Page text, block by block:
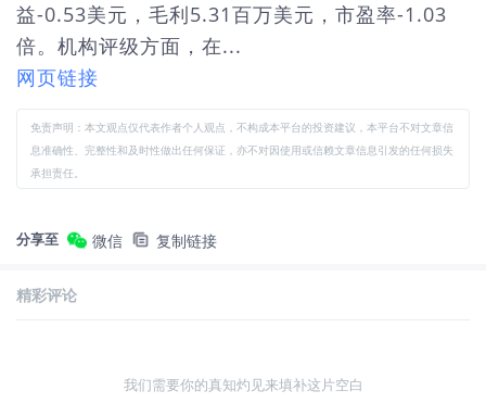
益-0.53美元，毛利5.31百万美元，市盈率-1.03
倍。机构评级方面，在...
网页链接
免责声明：本文观点仅代表作者个人观点，不构成本平台的投资建议，本平台不对文章信
息准确性、完整性和及时性做出任何保证，亦不对因使用或信赖文章信息引发的任何损失
承担责任。
分享至 微信 复制链接
精彩评论
我们需要你的真知灼见来填补这片空白